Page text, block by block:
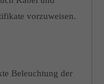
vorzuweisen.
Beleuchtung der